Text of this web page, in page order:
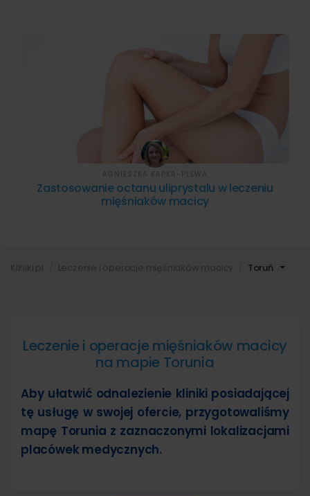
Toruń
Zastosowanie octanu uliprystalu w leczeniu
mięśniaków macicy
AGNIESZKA KAPKA-PLEWA
Leczenie i operacje mięśniaków macicy
na mapie Torunia
Aby ułatwić odnalezienie kliniki posiadającej
tę usługę w swojej ofercie, przygotowaliśmy
mapę Torunia z zaznaczonymi lokalizacjami
placówek medycznych.